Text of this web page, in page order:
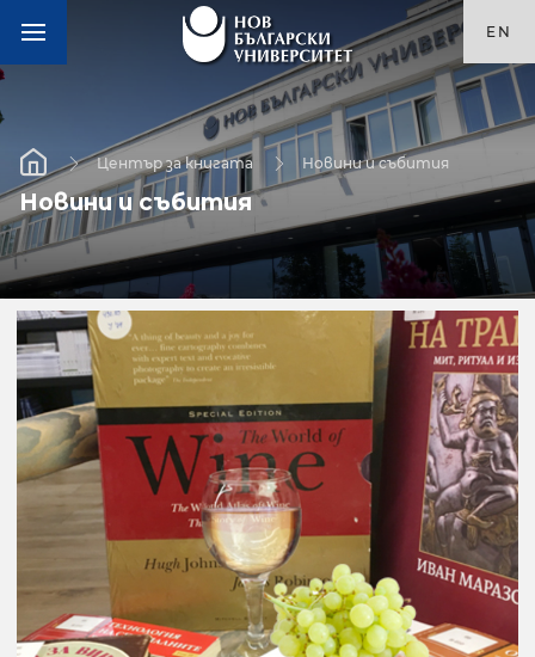
EN
Център за книгата Новини и събития
Новини и събития